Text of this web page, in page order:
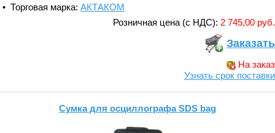
• Торговая марка: АКТАКОМ
Розничная цена (с НДС): 2 745,00 руб.
Заказать
На заказ
Узнать срок поставки
Сумка для осциллографа SDS bag